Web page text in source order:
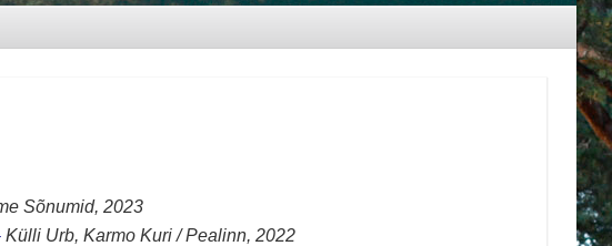
Sõnumid, 2023
Külli Urb, Karmo Kuri / Pealinn, 2022